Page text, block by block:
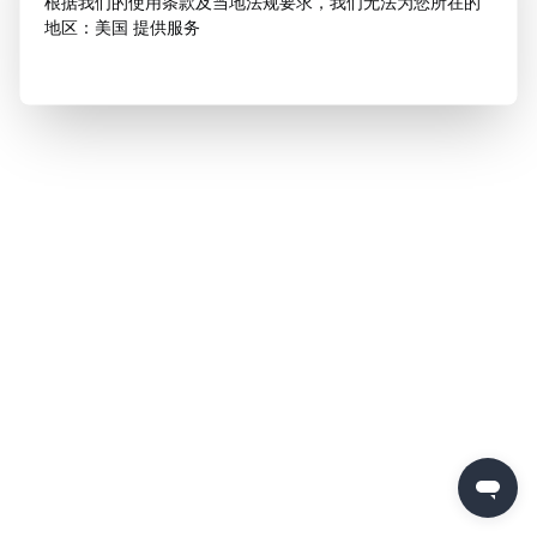
地区：美国 提供服务